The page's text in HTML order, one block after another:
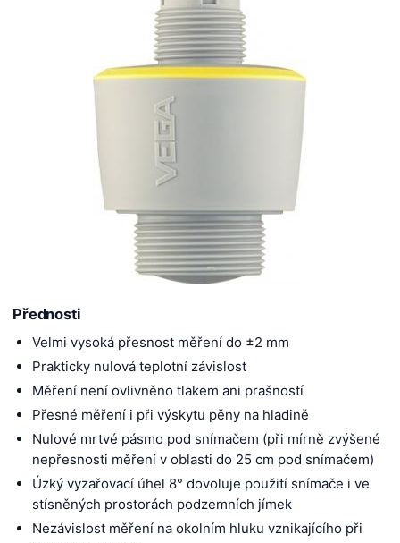
Přednosti
Velmi vysoká přesnost měření do ±2 mm
Prakticky nulová teplotní závislost
Měření není ovlivněno tlakem ani prašností
Přesné měření i při výskytu pěny na hladině
Nulové mrtvé pásmo pod snímačem (při mírně zvýšené
nepřesnosti měření v oblasti do 25 cm pod snímačem)
Úzký vyzařovací úhel 8° dovoluje použití snímače i ve
stísněných prostorách podzemních jímek
Nezávislost měření na okolním hluku vznikajícího při